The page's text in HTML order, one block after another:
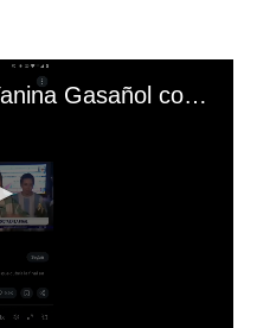
El mal momento de Yanina Gasañol con un hincha argentino en "Subrayado"